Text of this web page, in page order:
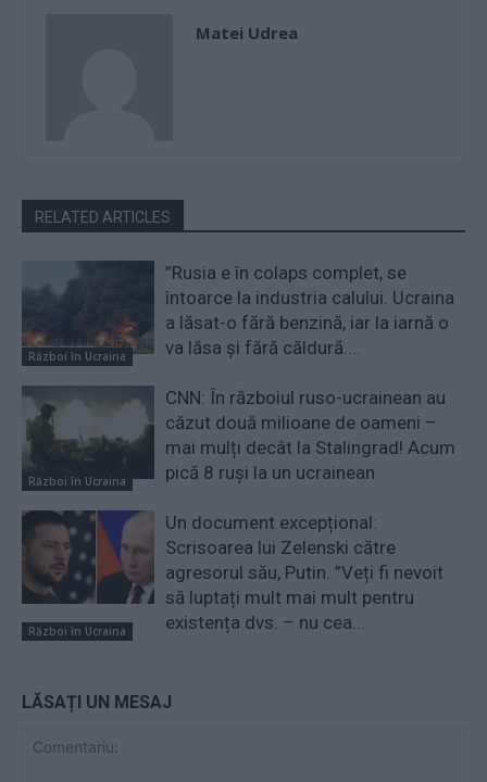
Matei Udrea
RELATED ARTICLES
Război în Ucraina
”Rusia e în colaps complet, se
întoarce la industria calului. Ucraina
a lăsat-o fără benzină, iar la iarnă o
va lăsa și fără căldură....
Război în Ucraina
CNN: În războiul ruso-ucrainean au
căzut două milioane de oameni –
mai mulți decât la Stalingrad! Acum
pică 8 ruși la un ucrainean
Război în Ucraina
Un document excepțional:
Scrisoarea lui Zelenski către
agresorul său, Putin. ”Veți fi nevoit
să luptați mult mai mult pentru
existența dvs. – nu cea...
LĂSAȚI UN MESAJ